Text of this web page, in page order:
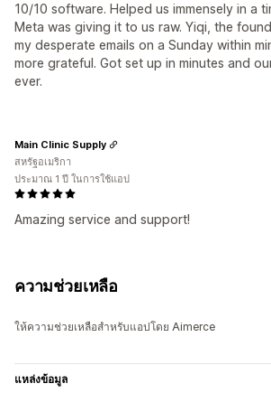
10/10 software. Helped us immensely in a
Meta was giving it to us raw. Yiqi, the
my desperate emails on a Sunday within
more grateful. Got set up in minutes and
ever.
Amazing service and support!
Main Clinic Supply
สหรัฐอเมริกา
ประมาณ 1 ปี ในการใช้แอป
ความช่วยเหลือ
ให้ความช่วยเหลือสำหรับแอปโดย Aimerce
แหล่งข้อมูล